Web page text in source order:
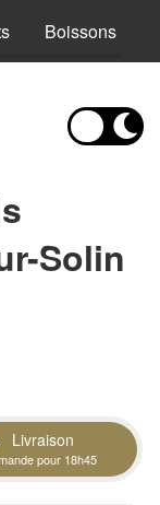
Boissons
Solin
Livraison
pour 18h45